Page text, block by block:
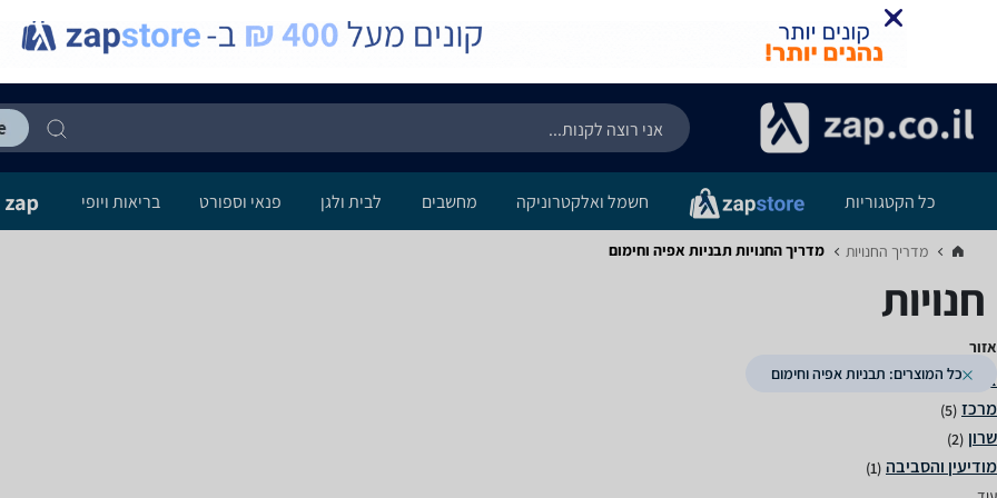
כל הקטגוריות חשמל ואלקטרוניקה מחשבים לבית ולגן פנאי וספורט בריאות ויופי
מדריך החנויות‏ מדריך החנויות ‏תבניות אפיה וחימום
חנויות
כל המוצרים: תבניות אפיה וחימום
אזור
(5)
(5)
(2)
(1)